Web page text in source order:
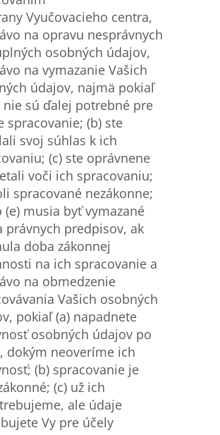
Vyučovacieho centra,
na opravu nesprávnych
osobných údajov,
na vymazanie Vašich
údajov, najmä pokiaľ
nie sú ďalej potrebné pre
spracovanie; (b) ste
svoj súhlas k ich
(c) ste oprávnene
voči ich spracovaniu;
spracované nezákonne;
(e) musia byť vymazané
právnych predpisov, ak
doba zákonnej
na ich spracovanie a
na obmedzenie
Vašich osobných
pokiaľ (a) napadnete
osobných údajov po
dokým neoveríme ich
(b) spracovanie je
(c) už ich
ale údaje
Vy pre účely